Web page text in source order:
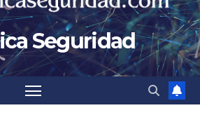
Seguridad